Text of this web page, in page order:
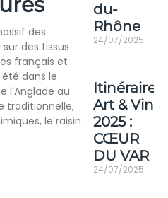
des
des tissus
français et
dans le
l’Anglade au
traditionnelle,
le raisin
du-
Rhône
24/07/2025
Itinéraire
Art & Vin
2025 :
CŒUR
DU VAR
24/07/2025